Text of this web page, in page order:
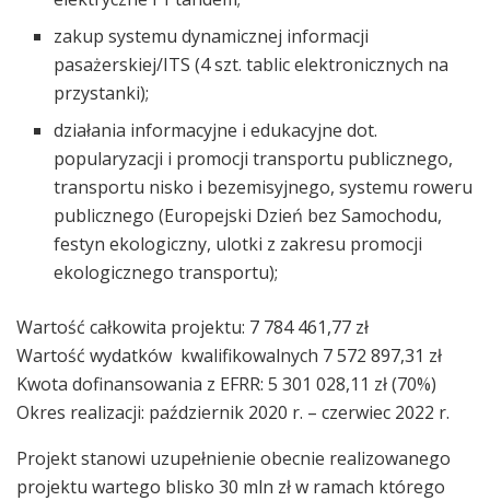
zakup systemu dynamicznej informacji
pasażerskiej/ITS (4 szt. tablic elektronicznych na
przystanki);
działania informacyjne i edukacyjne dot.
popularyzacji i promocji transportu publicznego,
transportu nisko i bezemisyjnego, systemu roweru
publicznego (Europejski Dzień bez Samochodu,
festyn ekologiczny, ulotki z zakresu promocji
ekologicznego transportu);
Wartość całkowita projektu: 7 784 461,77 zł
Wartość wydatków kwalifikowalnych 7 572 897,31 zł
Kwota dofinansowania z EFRR: 5 301 028,11 zł (70%)
Okres realizacji: październik 2020 r. – czerwiec 2022 r.
Projekt stanowi uzupełnienie obecnie realizowanego
projektu wartego blisko 30 mln zł w ramach którego